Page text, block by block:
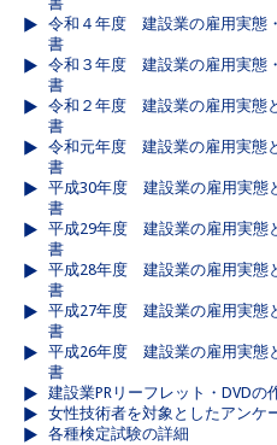
令和４年度 建設業の雇用実態
書
令和３年度 建設業の雇用実態
書
令和２年度 建設業の雇用実態
書
令和元年度 建設業の雇用実態
書
平成30年度 建設業の雇用実態
書
平成29年度 建設業の雇用実態
書
平成28年度 建設業の雇用実態
書
平成27年度 建設業の雇用実態
書
平成26年度 建設業の雇用実態
書
建設業PRリーフレット・DVDの
女性技術者を対象としたアンケ
各種検定試験の詳細